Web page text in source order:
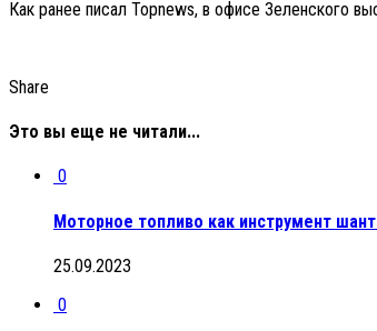
Как ранее писал Topnews, в офисе Зеленского
Share
Это вы еще не читали...
0
Моторное топливо как инструмент
25.09.2023
0